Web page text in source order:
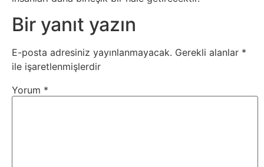
Teknoloji
TikTok
Tv
Bir yanıt yazın
E-posta adresiniz yayınlanmayacak. Gerekli alanlar *
ile işaretlenmişlerdir
Yorum *